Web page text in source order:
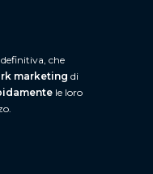
che
marketing di
le loro